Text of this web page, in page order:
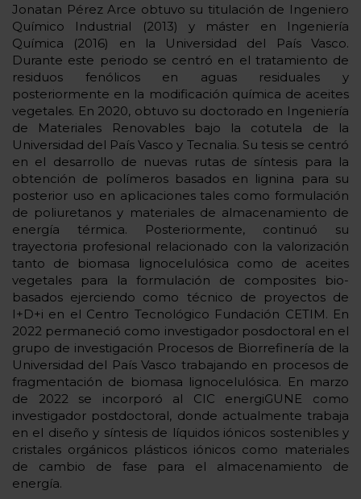
Jonatan Pérez Arce obtuvo su titulación de Ingeniero
Químico Industrial (2013) y máster en Ingeniería
Química (2016) en la Universidad del País Vasco.
Durante este periodo se centró en el tratamiento de
residuos fenólicos en aguas residuales y
posteriormente en la modificación química de aceites
vegetales. En 2020, obtuvo su doctorado en Ingeniería
de Materiales Renovables bajo la cotutela de la
Universidad del País Vasco y Tecnalia. Su tesis se centró
en el desarrollo de nuevas rutas de síntesis para la
obtención de polímeros basados en lignina para su
posterior uso en aplicaciones tales como formulación
de poliuretanos y materiales de almacenamiento de
energía térmica. Posteriormente, continuó su
trayectoria profesional relacionado con la valorización
tanto de biomasa lignocelulósica como de aceites
vegetales para la formulación de composites bio-
basados ejerciendo como técnico de proyectos de
I+D+i en el Centro Tecnológico Fundación CETIM. En
2022 permaneció como investigador posdoctoral en el
grupo de investigación Procesos de Biorrefinería de la
Universidad del País Vasco trabajando en procesos de
fragmentación de biomasa lignocelulósica. En marzo
de 2022 se incorporó al CIC energiGUNE como
investigador postdoctoral, donde actualmente trabaja
en el diseño y síntesis de líquidos iónicos sostenibles y
cristales orgánicos plásticos iónicos como materiales
de cambio de fase para el almacenamiento de
energía.